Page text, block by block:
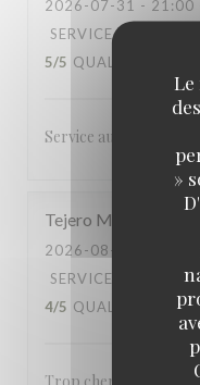
Le
»
2026-07-31 - 21:00
SERVICE:
5/5 QUALITÉ / PRIX
Service au petits
Tejero M
2026-08-01
- 19:30
SERVICE
4/5 QUALITÉ / PRIX: